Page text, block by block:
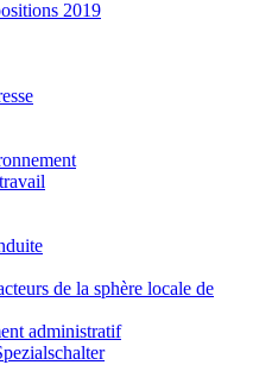
2019
de la sphère locale de
administratif